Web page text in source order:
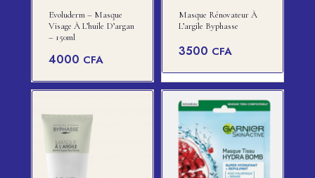
Evoluderm – Masque
Visage À L’huile D’argan
– 150ml
4000 CFA
Masque Rénovateur À
L’argile Byphasse
3500 CFA